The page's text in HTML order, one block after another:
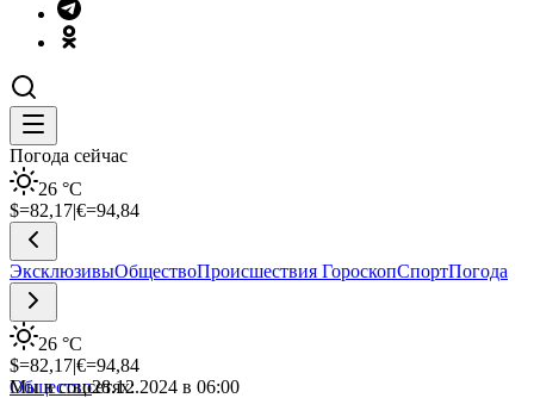
Погода сейчас
26 °C
$=82,17|€=94,84
ЭксклюзивыОбществоПроисшествия ГороскопСпортПогода
26 °C
$=82,17|€=94,84
Мы в соцсетях:
Общество28.12.2024 в 06:00